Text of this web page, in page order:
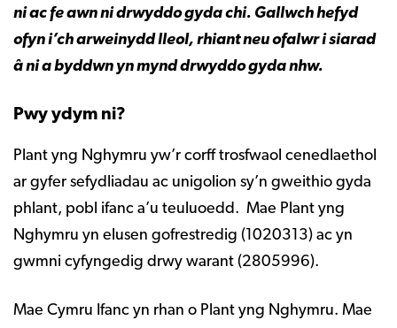
ni ac fe awn ni drwyddo gyda chi. Gallwch hefyd
ofyn i’ch arweinydd lleol, rhiant neu ofalwr i siarad
â ni a byddwn yn mynd drwyddo gyda nhw.
Pwy ydym ni?
Plant yng Nghymru yw’r corff trosfwaol cenedlaethol
ar gyfer sefydliadau ac unigolion sy’n gweithio gyda
phlant, pobl ifanc a’u teuluoedd. Mae Plant yng
Nghymru yn elusen gofrestredig (1020313) ac yn
gwmni cyfyngedig drwy warant (2805996).
Mae Cymru Ifanc yn rhan o Plant yng Nghymru. Mae